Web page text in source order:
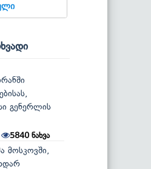
გენერლის
5840ნახვა
მოსკოვში,